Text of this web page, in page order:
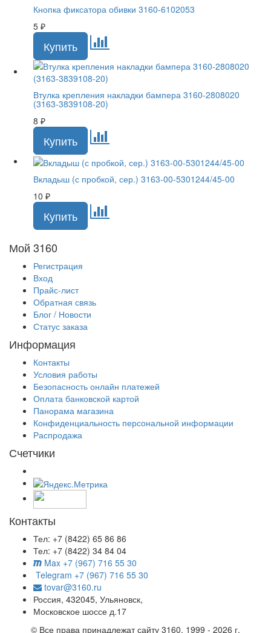
Кнопка фиксатора обивки 3160-6102053
5 ₽
Втулка крепления накладки бампера 3160-2808020
(3163-3839108-20)
8 ₽
Вкладыш (с пробкой, сер.) 3163-00-5301244/45-00
10 ₽
Мой 3160
Регистрация
Вход
Прайс-лист
Обратная связь
Блог / Новости
Статус заказа
Информация
Контакты
Условия работы
Безопасность онлайн платежей
Оплата банковской картой
Панорама магазина
Конфиденциальность персональной информации
Распродажа
Счетчики
Контакты
Тел: +7 (8422) 65 86 86
Тел: +7 (8422) 34 84 04
Max +7 (967) 716 55 30
Telegram +7 (967) 716 55 30
tovar@3160.ru
Россия, 432045, Ульяновск,
Московское шоссе д.17
© Все права принадлежат сайту 3160. 1999 - 2026 г.